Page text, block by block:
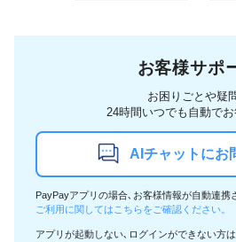
お客様サポ
お困りごとや疑
24時間いつでも自動で
AIチャットにお
PayPayアプリの場合､お客様情報が自動連携
ご利用に関してはこちらをご確認ください。
アプリが起動しない､ログインができない方は